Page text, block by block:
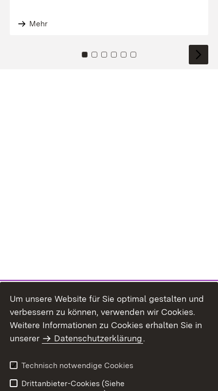
Mehr
Zu Kachel: 0
Zu Kachel: 1
Zu Kachel: 2
Zu Kachel: 3
Zu Kachel: 4
Zu Kachel: 5
Themenübersicht
Um unsere Website für Sie optimal gestalten und
verbessern zu können, verwenden wir Cookies.
Weitere Informationen zu Cookies erhalten Sie in
unserer
Datenschutzerklärung.
Technisch notwendige Cookies
Drittanbieter-Cookies (Siehe